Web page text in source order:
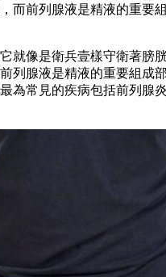
而前列腺液是精液的重要
就像是衛兵壹樣守衛著膀
列腺液是精液的重要組成
為常見的疾病包括前列腺